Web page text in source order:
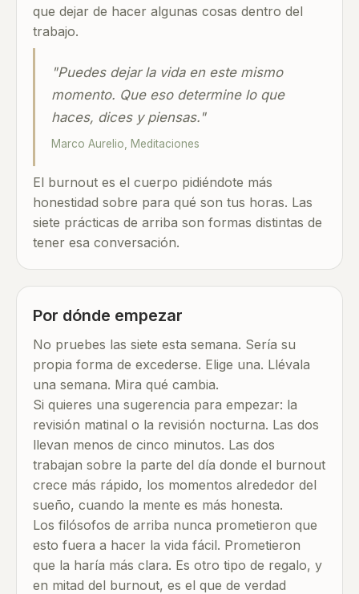
que dejar de hacer algunas cosas dentro del
trabajo.
"Puedes dejar la vida en este mismo
momento. Que eso determine lo que
haces, dices y piensas."
Marco Aurelio, Meditaciones
El burnout es el cuerpo pidiéndote más
honestidad sobre para qué son tus horas. Las
siete prácticas de arriba son formas distintas de
tener esa conversación.
Por dónde empezar
No pruebes las siete esta semana. Sería su
propia forma de excederse. Elige una. Llévala
una semana. Mira qué cambia.
Si quieres una sugerencia para empezar: la
revisión matinal o la revisión nocturna. Las dos
llevan menos de cinco minutos. Las dos
trabajan sobre la parte del día donde el burnout
crece más rápido, los momentos alrededor del
sueño, cuando la mente es más honesta.
Los filósofos de arriba nunca prometieron que
esto fuera a hacer la vida fácil. Prometieron
que la haría más clara. Es otro tipo de regalo, y
en mitad del burnout, es el que de verdad